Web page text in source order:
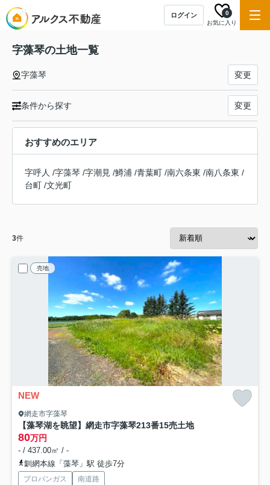
ログイン
お気に入り
0
字藻琴の土地一覧
字藻琴 変更
条件から探す 変更
おすすめのエリア
字呼人 /字藻琴 /字潮見 /鱒浦 /青葉町 /南六条東 /南八条東 /
台町 /文光町
3件
売地
NEW
網走市字藻琴
【藻琴湖を眺望】網走市字藻琴213番15売土地
80万円
- / 437.00㎡ / -
釧網本線「藻琴」駅 徒歩7分
プロパンガス 南道路